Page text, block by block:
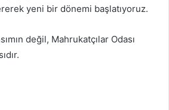
yeni bir dönemi başlatıyoruz.
değil, Mahrukatçılar Odası